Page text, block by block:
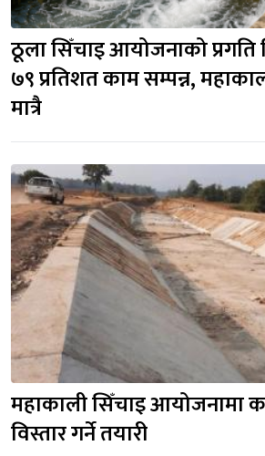
ठूला सिँचाइ आयोजनाको प्रगति
७९ प्रतिशत काम सम्पन्न,
मात्रै
महाकाली सिँचाइ आयोजनामा
विस्तार गर्ने तयारी